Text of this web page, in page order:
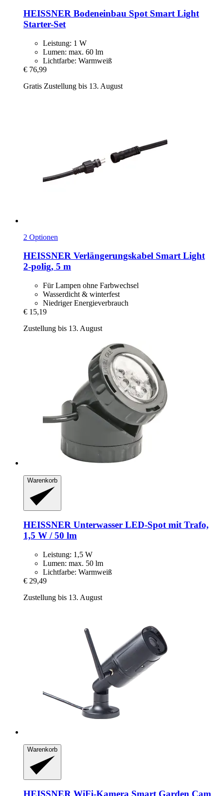
HEISSNER Bodeneinbau Spot Smart Light
Starter-​Set
Leistung: 1 W
Lumen: max. 60 lm
Lichtfarbe: Warmweiß
€ 76,99
Gratis Zustellung bis 13. August
2 Optionen
HEISSNER Verlängerungskabel Smart Light
2-​polig, 5 m
Für Lampen ohne Farbwechsel
Wasserdicht & winterfest
Niedriger Energieverbrauch
€ 15,19
Zustellung bis 13. August
Warenkorb
HEISSNER Unterwasser LED-​Spot mit Trafo,
1,5 W / 50 lm
Leistung: 1,5 W
Lumen: max. 50 lm
Lichtfarbe: Warmweiß
€ 29,49
Zustellung bis 13. August
Warenkorb